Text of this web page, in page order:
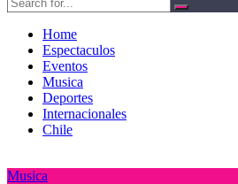
Home
Espectaculos
Eventos
Musica
Deportes
Internacionales
Chile
Musica